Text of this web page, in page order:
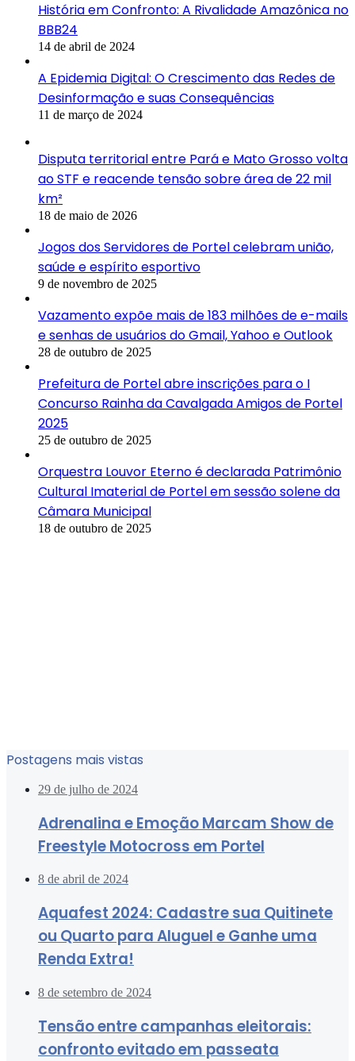
História em Confronto: A Rivalidade Amazônica no
BBB24
14 de abril de 2024
A Epidemia Digital: O Crescimento das Redes de
Desinformação e suas Consequências
11 de março de 2024
Disputa territorial entre Pará e Mato Grosso volta
ao STF e reacende tensão sobre área de 22 mil
km²
18 de maio de 2026
Jogos dos Servidores de Portel celebram união,
saúde e espírito esportivo
9 de novembro de 2025
Vazamento expõe mais de 183 milhões de e-mails
e senhas de usuários do Gmail, Yahoo e Outlook
28 de outubro de 2025
Prefeitura de Portel abre inscrições para o I
Concurso Rainha da Cavalgada Amigos de Portel
2025
25 de outubro de 2025
Orquestra Louvor Eterno é declarada Patrimônio
Cultural Imaterial de Portel em sessão solene da
Câmara Municipal
18 de outubro de 2025
Postagens mais vistas
29 de julho de 2024
Adrenalina e Emoção Marcam Show de
Freestyle Motocross em Portel
8 de abril de 2024
Aquafest 2024: Cadastre sua Quitinete
ou Quarto para Aluguel e Ganhe uma
Renda Extra!
8 de setembro de 2024
Tensão entre campanhas eleitorais:
confronto evitado em passeata